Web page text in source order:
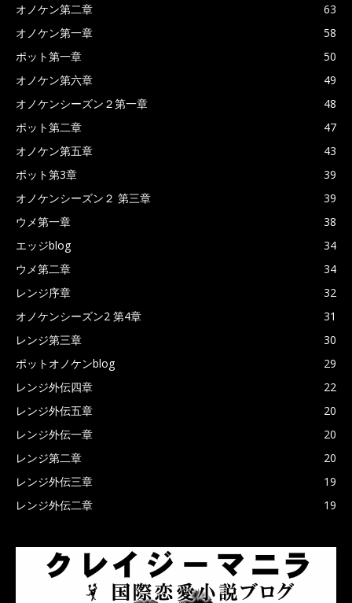
オノケン第二章
63
オノケン第一章
58
ポット第一章
50
オノケン第六章
49
オノケンシーズン２第一章
48
ポット第二章
47
オノケン第五章
43
ポット第3章
39
オノケンシーズン２ 第三章
39
ウメ第一章
38
エッジblog
34
ウメ第二章
34
レンジ序章
32
オノケンシーズン2 第4章
31
レンジ第三章
30
ポットオノケンblog
29
レンジ外伝四章
22
レンジ外伝五章
20
レンジ外伝一章
20
レンジ第二章
20
レンジ外伝三章
19
レンジ外伝二章
19